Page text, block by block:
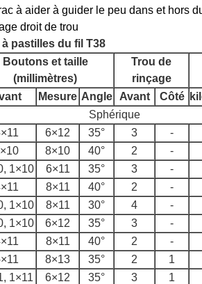
à aider à guider le peu dans et hors
droit de trou
pastilles du fil T38
Boutons et taille
(millimètres)
Trou de
rinçage
Mesure Angle Avant Côté
Sphérique
6×12 35° 3 -
8×10 40° 2 -
1×10 6×11 35° 3 -
8×11 40° 2 -
1×10 8×11 30° 4 -
1×10 6×12 35° 3 -
8×11 40° 2 -
8×13 35° 2 1
1×11 6×12 35° 3 1